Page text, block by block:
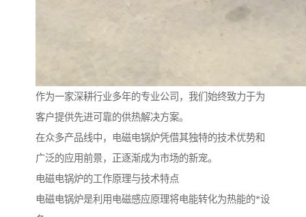
作为一家深耕行业多年的专业公司，我们始终致力于为
客户提供先进可靠的供热解决方案。
在众多产品线中，电磁电锅炉凭借其独特的技术优势和
广泛的应用前景，正逐渐成为市场的新宠。
电磁电锅炉的工作原理与技术特点
电磁电锅炉是利用电磁感应原理将电能转化为热能的*设